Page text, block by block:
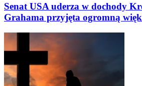
Senat USA uderza w dochody
Grahama przyjęta ogromną